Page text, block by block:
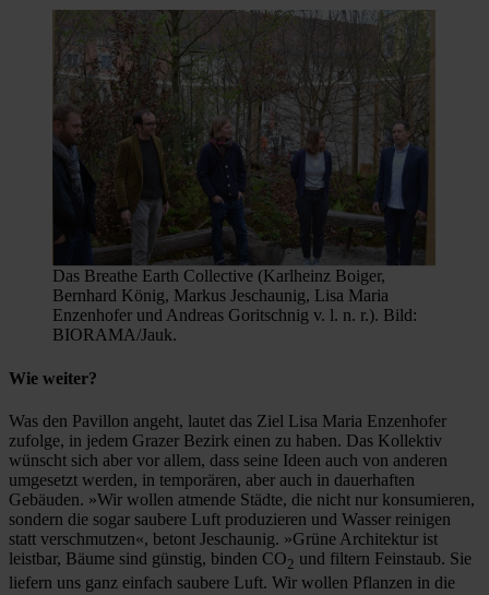
Das Breathe Earth Collective (Karlheinz Boiger,
Bernhard König, Markus Jeschaunig, Lisa Maria
Enzenhofer und Andreas Goritschnig v. l. n. r.). Bild:
BIORAMA/Jauk.
Wie weiter?
Was den Pavillon angeht, lautet das Ziel Lisa Maria Enzenhofer
zufolge, in jedem Grazer Bezirk einen zu haben. Das Kollektiv
wünscht sich aber vor allem, dass seine Ideen auch von anderen
umgesetzt werden, in temporären, aber auch in dauerhaften
Gebäuden. »Wir wollen atmende Städte, die nicht nur konsumieren,
sondern die sogar saubere Luft produzieren und Wasser reinigen
statt verschmutzen«, betont Jeschaunig. »Grüne Architektur ist
leistbar, Bäume sind günstig, binden CO2 und filtern Feinstaub. Sie
liefern uns ganz einfach saubere Luft. Wir wollen Pflanzen in die